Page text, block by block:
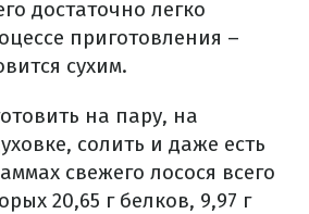
достаточно легко
приготовления –
сухим.
на пару, на
солить и даже есть
свежего лосося всего
20,65 г белков, 9,97 г